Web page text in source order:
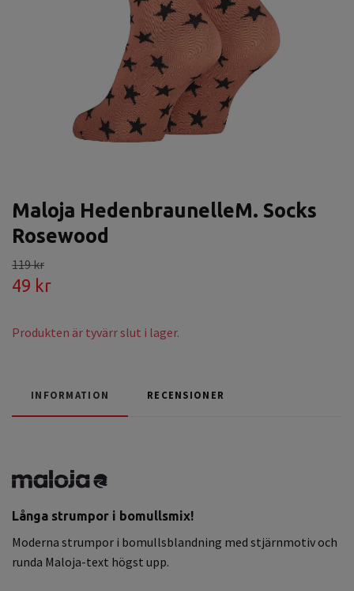
Maloja HedenbraunelleM. Socks
Rosewood
119 kr
49 kr
Produkten är tyvärr slut i lager.
INFORMATION RECENSIONER
Långa strumpor i bomullsmix!
Moderna strumpor i bomullsblandning med stjärnmotiv och
runda Maloja-text högst upp.